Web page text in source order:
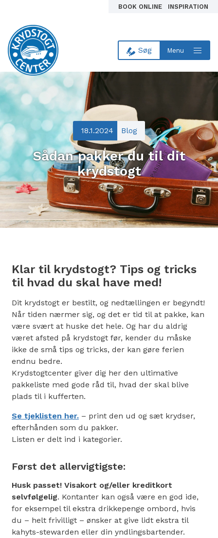
BOOK ONLINE INSPIRATION
Til forsiden
Søg Menu
18.1.2024 Blog
Sådan pakker du til dit
krydstogt
Klar til krydstogt? Tips og tricks
til hvad du skal have med!
Dit krydstogt er bestilt, og nedtællingen er begyndt!
Når tiden nærmer sig, og det er tid til at pakke, kan
være svært at huske det hele. Og har du aldrig
været afsted på krydstogt før, kender du måske
ikke de små tips og tricks, der kan gøre ferien
endnu bedre.
Krydstogtcenter giver dig her den ultimative
pakkeliste med gode råd til, hvad der skal blive
plads til i kufferten.
Se tjeklisten her. – print den ud og sæt krydser,
efterhånden som du pakker.
Listen er delt ind i kategorier.
Først det allervigtigste:
Husk passet! Visakort og/eller kreditkort
selvfølgelig. Kontanter kan også være en god ide,
for eksempel til ekstra drikkepenge ombord, hvis
du – helt frivilligt – ønsker at give lidt ekstra til
kahyts-stewarden eller din yndlingsbartender.